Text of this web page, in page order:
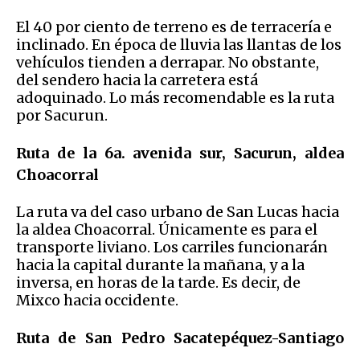
El 40 por ciento de terreno es de terracería e
inclinado. En época de lluvia las llantas de los
vehículos tienden a derrapar. No obstante,
del sendero hacia la carretera está
adoquinado. Lo más recomendable es la ruta
por Sacurun.
Ruta de la 6a. avenida sur, Sacurun, aldea
Choacorral
La ruta va del caso urbano de San Lucas hacia
la aldea Choacorral. Únicamente es para el
transporte liviano. Los carriles funcionarán
hacia la capital durante la mañana, y a la
inversa, en horas de la tarde. Es decir, de
Mixco hacia occidente.
Ruta de San Pedro Sacatepéquez-Santiago